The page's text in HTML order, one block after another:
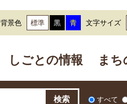
背景色 標準 黒 青 文字サイズ
しごとの情報 まち
すべて